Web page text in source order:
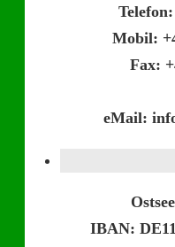
Mobil:
Fax:
eMail:
IBAN: